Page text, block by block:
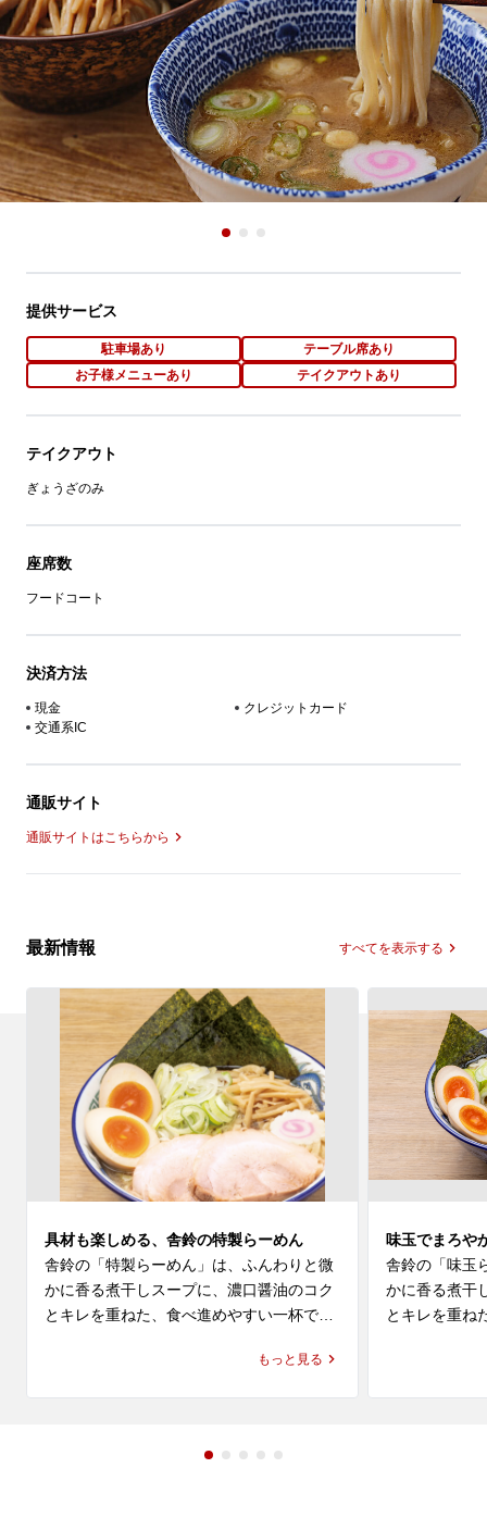
提供サービス
駐車場あり
テーブル席あり
お子様メニューあり
テイクアウトあり
テイクアウト
ぎょうざのみ
座席数
フードコート
決済方法
現金
クレジットカード
交通系IC
通販サイト
通販サイトはこちらから
最新情報 すべてを表示する
具材も楽しめる、舎鈴の特製らーめん
舎鈴の「特製らーめん」は、ふんわりと微
かに香る煮干しスープに、濃口醤油のコク
とキレを重ねた、食べ進めやすい一杯で
の麺に、特製ならではの具材が加わり、舎
船橋でラーメンやらーめんのランチを探し
もっと見る
味玉でまろや
舎鈴の「味玉
かに香る煮干
とキレを重ね